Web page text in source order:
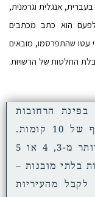
אנגלית וגרמנית,
הוא כתב מכתבים
עטו שהתפרסמו, מובאים
החלטות של הרשויות.
הרחובות
גורדון ובן-יהודה בניין מגורים נוסף של 10 קומות.
בעוד סתם אדם אינו רשאי לבנות יותר מ-3, 4 או 5
בלתי מובנות –
לקבל מהעיריות